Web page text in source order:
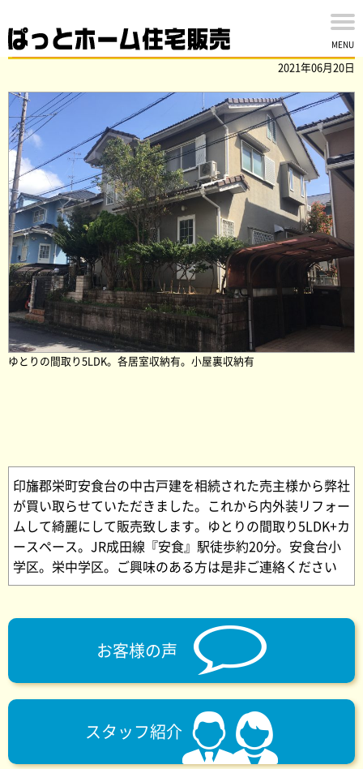
MENU
印旛郡栄町安食台の中古戸建を買取ました！
2021年06月20日
ゆとりの間取り5LDK。各居室収納有。小屋裏収納有
印旛郡栄町安食台の中古戸建を相続された売主様から弊社
が買い取らせていただきました。これから内外装リフォー
ムして綺麗にして販売致します。ゆとりの間取り5LDK+カ
ースペース。JR成田線『安食』駅徒歩約20分。安食台小
学区。栄中学区。ご興味のある方は是非ご連絡ください
お客様の声
スタッフ紹介